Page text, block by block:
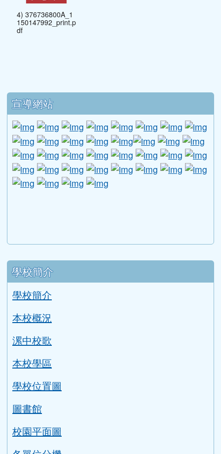
4) 376736800A_1
150147992_print.p
df
下中區域內容
宣導網站
link to http://www.guide.edu.tw/
link to http://www.csptc.gov.tw/ \
link to http://enc.moe.edu.tw/ \
link to https://link to https://link to https://
link to
link to http://edufund.cyut.edu.tw \
link to http://link to https://www.ptskids.tw/ \
link to http://
link to http://link to http://
link to
link to http://1950.tycg.gov.tw/ \
link to http://www.e-quit.org/ \
link to http://www.hpa.gov.tw/
link to http://link to http://goo.gl/
link to http://
link to
link to http://www.2017twccprcescr.tw/
link to http://http://ifi.immigration.gov.tw/
link to https://i.win.org.tw/iWIN/
link to https://
link to http://link to https://
link to https://
link to
link to
link to https://dep.mohw.gov.tw/DOMHAOH/lp-3560-
link to https://dep.mohw.gov.tw/DOMHAOH/cp-
link to http://sgcc.tyc.edu.tw/tycsgcc/ \
link to =\ https://learning.swcb.gov.tw/
link to http://
左邊區域內容
學校簡介
學校簡介
本校概況
漯中校歌
本校學區
學校位置圖
圖書館
校園平面圖